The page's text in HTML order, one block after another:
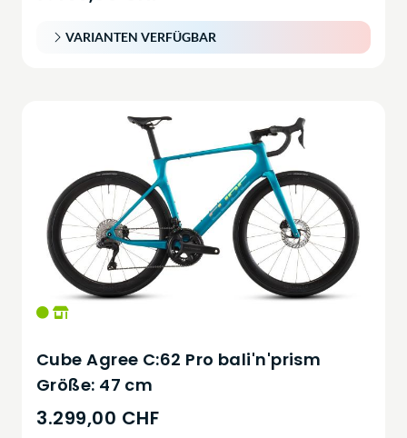
VARIANTEN VERFÜGBAR
Cube Agree C:62 Pro bali'n'prism
Größe: 47 cm
3.299,00 CHF